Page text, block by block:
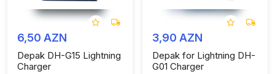
6,50 AZN
Depak DH-G15 Lightning
Charger
3,90 AZN
Depak for Lightning DH-
G01 Charger